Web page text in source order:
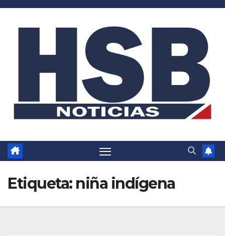
Saltar
Etiqueta: niña indígena